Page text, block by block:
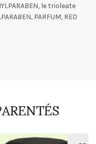
le trioleate
PARFUM, RED